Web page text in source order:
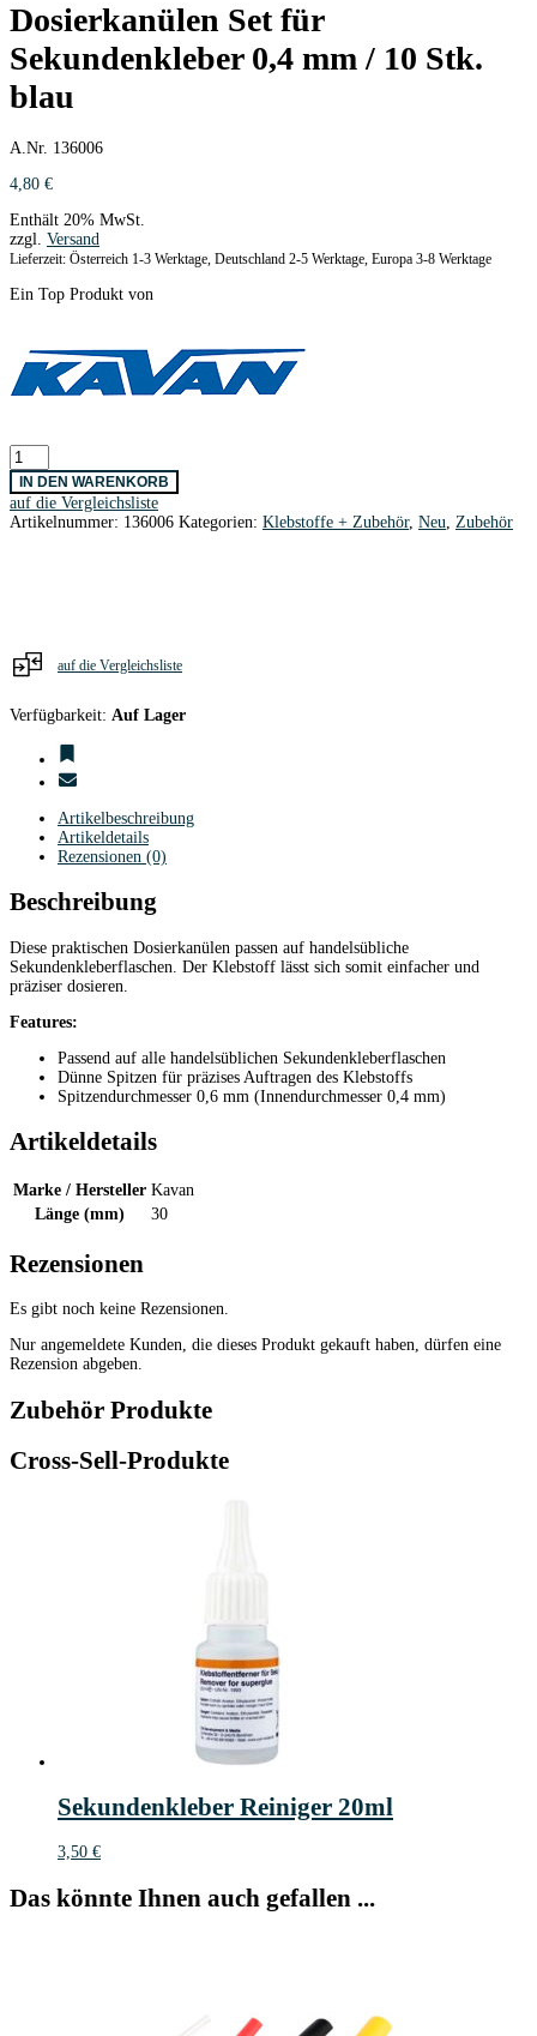
Dosierkanülen Set für
Sekundenkleber 0,4 mm / 10 Stk.
blau
A.Nr. 136006
4,80 €
Enthält 20% MwSt.
zzgl. Versand
Lieferzeit: Österreich 1-3 Werktage, Deutschland 2-5 Werktage, Europa 3-8 Werktage
Ein Top Produkt von
Dosierkanülen
Set
für
Sekundenkleber
0,4
IN DEN WARENKORB
auf die Vergleichsliste
Artikelnummer: 136006 Kategorien: Klebstoffe + Zubehör, Neu Zubehör
auf die Vergleichsliste
Verfügbarkeit: Auf Lager
Artikelbeschreibung
Artikeldetails
Rezensionen (0)
Beschreibung
Diese praktischen Dosierkanülen passen auf handelsübliche
Sekundenkleberflaschen. Der Klebstoff lässt sich somit einfacher und
präziser dosieren.
Features:
Passend auf alle handelsüblichen Sekundenkleberflaschen
Dünne Spitzen für präzises Auftragen des Klebstoffs
Spitzendurchmesser 0,6 mm (Innendurchmesser 0,4 mm)
Artikeldetails
Marke / Hersteller Kavan
Länge (mm)
30
Rezensionen
Es gibt noch keine Rezensionen.
Nur angemeldete Kunden, die dieses Produkt gekauft haben, dürfen eine
Rezension abgeben.
Zubehör Produkte
Cross-Sell-Produkte
Sekundenkleber Reiniger 20ml
3,50 €
Das könnte Ihnen auch gefallen ...